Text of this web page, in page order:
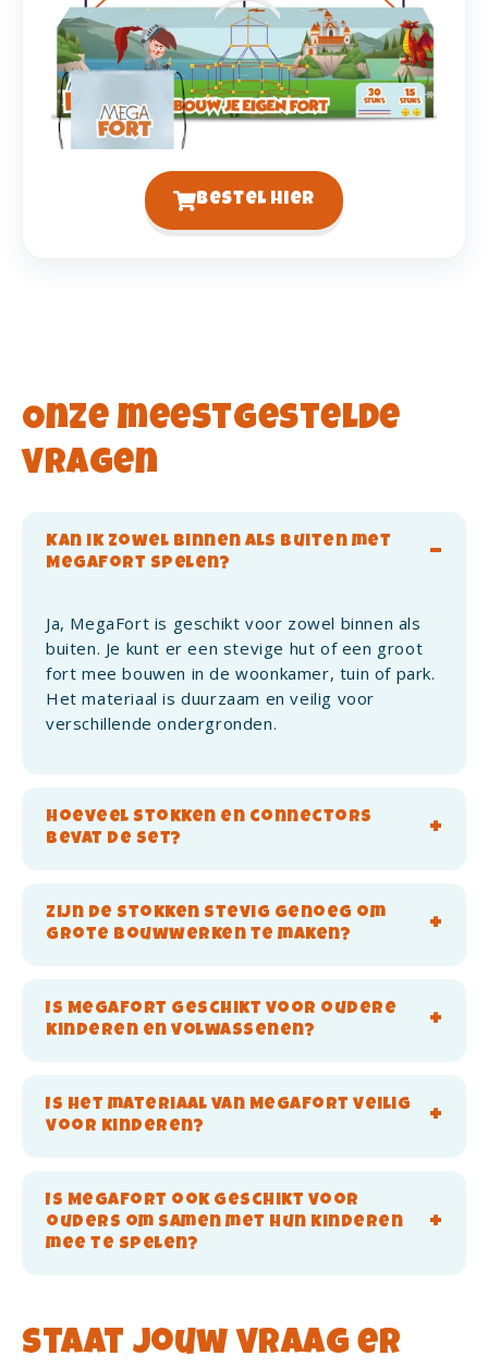
Bestel hier
Onze meestgestelde
vragen
Kan ik zowel binnen als buiten met
MegaFort spelen?
Ja, MegaFort is geschikt voor zowel binnen als
buiten. Je kunt er een stevige hut of een groot
fort mee bouwen in de woonkamer, tuin of park.
Het materiaal is duurzaam en veilig voor
verschillende ondergronden.
Hoeveel stokken en connectors
bevat de set?
Zijn de stokken stevig genoeg om
grote bouwwerken te maken?
Is MegaFort geschikt voor oudere
kinderen en volwassenen?
Is het materiaal van MegaFort veilig
voor kinderen?
Is MegaFort ook geschikt voor
ouders om samen met hun kinderen
mee te spelen?
Staat jouw vraag er